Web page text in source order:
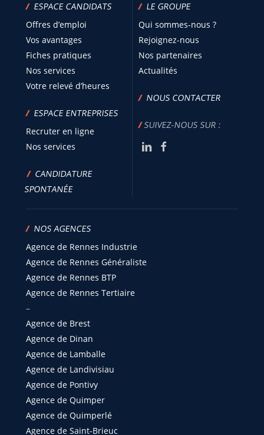
/ ESPACE CANDIDATS
Offres d’emploi
Vos avantages
Fiches pratiques
Nos services
Votre relevé d’heures
/ ESPACE ENTREPRISES
Recruter en ligne
Nos services
/ CANDIDATURE
SPONTANÉE
/ LE GROUPE
Qui sommes-nous ?
Rejoignez-nous
Nos partenaires
Actualités
/NOUS CONTACTER
/SUIVEZ-NOUS SUR :
/ NOS AGENCES
Agence de Rennes Industrie
Agence de Rennes Généraliste
Agence de Rennes BTP
Agence de Rennes Tertiaire
–
Agence de Brest
Agence de Dinan
Agence de Lamballe
Agence de Landivisiau
Agence de Pontivy
Agence de Quimper
Agence de Quimperlé
Agence de Saint-Brieuc